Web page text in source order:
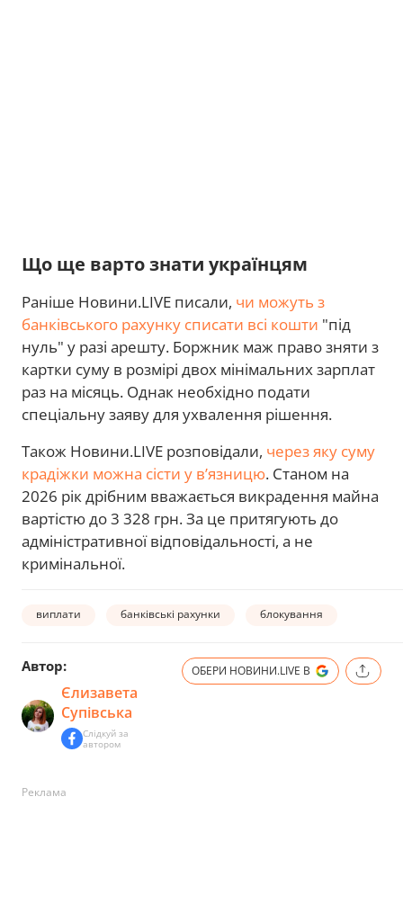
Що ще варто знати українцям
Раніше Новини.LIVE писали, чи можуть з
банківського рахунку списати всі кошти "під
нуль" у разі арешту. Боржник маж право зняти з
картки суму в розмірі двох мінімальних зарплат
раз на місяць. Однак необхідно подати
спеціальну заяву для ухвалення рішення.
Також Новини.LIVE розповідали, через яку суму
крадіжки можна сісти у в’язницю. Станом на
2026 рік дрібним вважається викрадення майна
вартістю до 3 328 грн. За це притягують до
адміністративної відповідальності, а не
кримінальної.
виплати банківські рахунки блокування
Автор:
Єлизавета
Супівська
Слідкуй за
автором
ОБЕРИ НОВИНИ.LIVE В
Реклама